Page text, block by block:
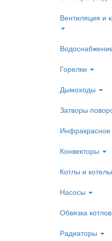
Вентиляция и
Горелки
Дымоходы
Затворы
Инфракрасное
Конвекторы
Котлы и
Насосы
Обвязка
Радиаторы